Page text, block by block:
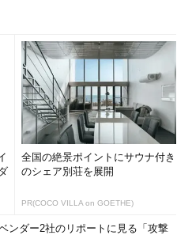
全国の絶景ポイントにサウナ付き
のシェア別荘を展開
PR(COCO VILLA on GOETHE)
ンダー2社のリポートに見る「攻撃